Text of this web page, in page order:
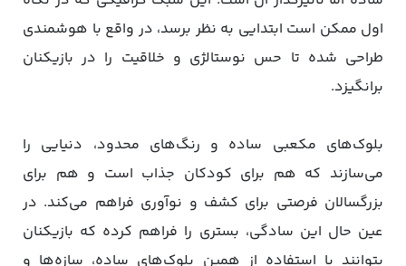
اول ممکن است ابتدایی به نظر برسد، در واقع با هوشمندی
طراحی شده تا حس نوستالژی و خلاقیت را در بازیکنان
برانگیزد.
بلوک‌های مکعبی ساده و رنگ‌های محدود، دنیایی را
می‌سازند که هم برای کودکان جذاب است و هم برای
بزرگسالان فرصتی برای کشف و نوآوری فراهم می‌کند. در
عین حال این سادگی، بستری را فراهم کرده که بازیکنان
بتوانند با استفاده از همین بلوک‌های ساده، سازه‌ها و